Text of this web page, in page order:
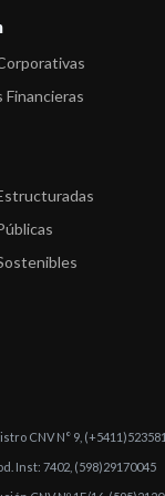
Financieras
CNV N° 9,
Inst: 7402, (598)29170045